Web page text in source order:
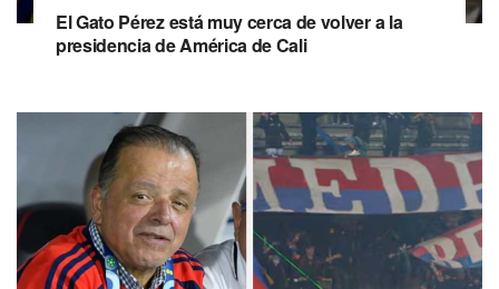
El Gato Pérez está muy cerca de volver a la
presidencia de América de Cali